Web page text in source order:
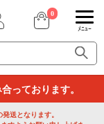
0
ﾒﾆｭｰ
っております。
送となります。